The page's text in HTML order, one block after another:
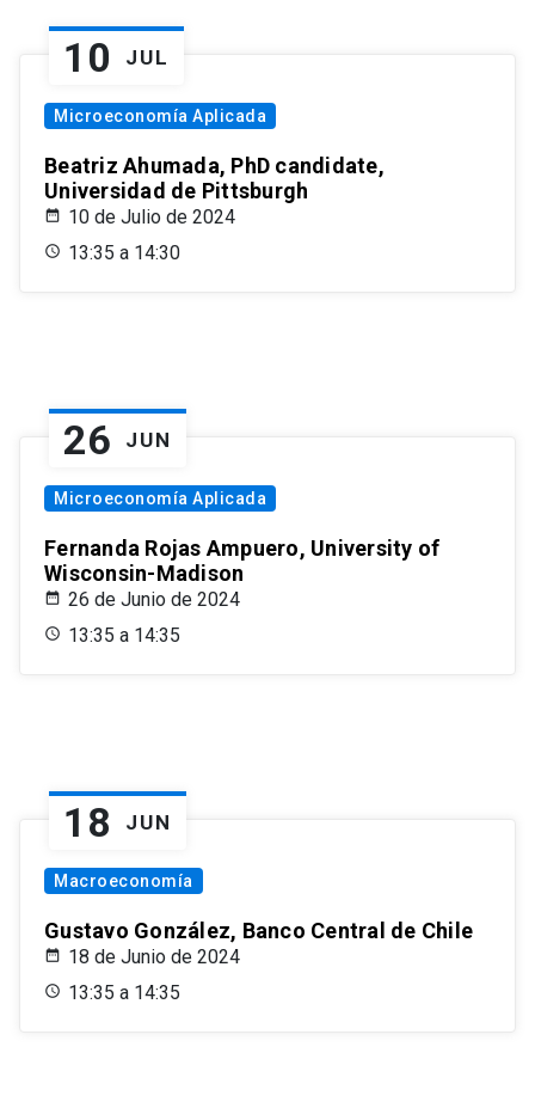
10 JUL
Microeconomía Aplicada
Beatriz Ahumada, PhD candidate,
Universidad de Pittsburgh
10 de Julio de 2024
13:35 a 14:30
26 JUN
Microeconomía Aplicada
Fernanda Rojas Ampuero, University of
Wisconsin-Madison
26 de Junio de 2024
13:35 a 14:35
18 JUN
Macroeconomía
Gustavo González, Banco Central de Chile
18 de Junio de 2024
13:35 a 14:35